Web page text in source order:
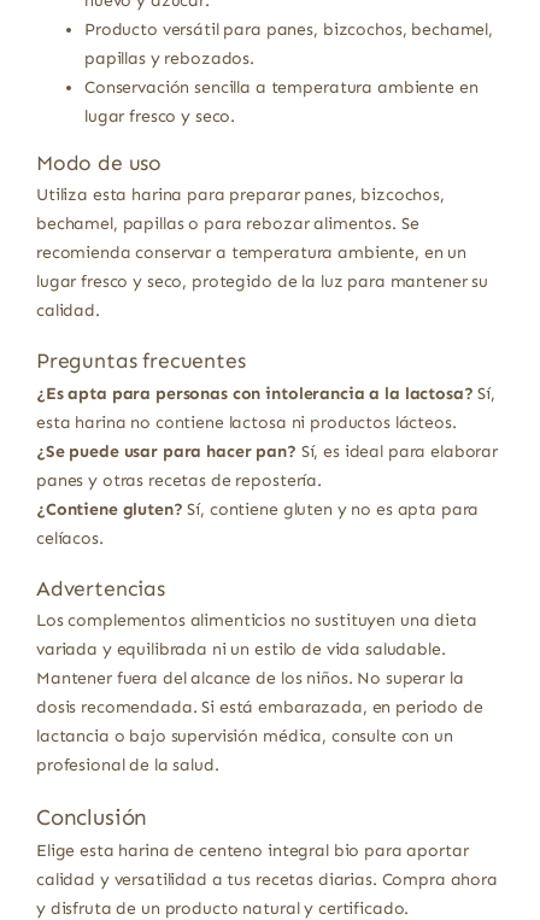
Producto versátil para panes, bizcochos, bechamel,
papillas y rebozados.
Conservación sencilla a temperatura ambiente en
lugar fresco y seco.
Modo de uso
Utiliza esta harina para preparar panes, bizcochos,
bechamel, papillas o para rebozar alimentos. Se
recomienda conservar a temperatura ambiente, en un
lugar fresco y seco, protegido de la luz para mantener su
calidad.
Preguntas frecuentes
¿Es apta para personas con intolerancia a la lactosa? Sí,
esta harina no contiene lactosa ni productos lácteos.
¿Se puede usar para hacer pan? Sí, es ideal para elaborar
panes y otras recetas de repostería.
¿Contiene gluten? Sí, contiene gluten y no es apta para
celíacos.
Advertencias
Los complementos alimenticios no sustituyen una dieta
variada y equilibrada ni un estilo de vida saludable.
Mantener fuera del alcance de los niños. No superar la
dosis recomendada. Si está embarazada, en periodo de
lactancia o bajo supervisión médica, consulte con un
profesional de la salud.
Conclusión
Elige esta harina de centeno integral bio para aportar
calidad y versatilidad a tus recetas diarias. Compra ahora
y disfruta de un producto natural y certificado.